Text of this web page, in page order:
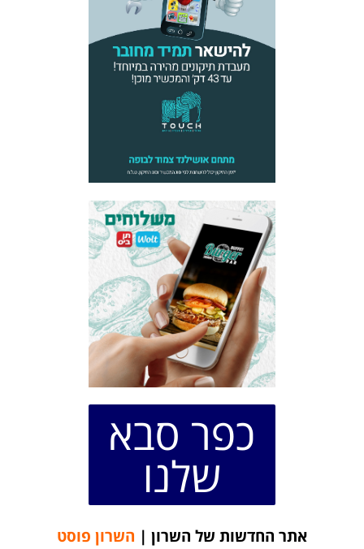
כפר סבא
שלנו
אתר החדשות של השרון | השרון פוסט